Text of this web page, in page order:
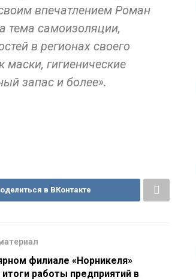
впечатлением Роман
тема самоизоляции,
в регионах своего
маски, гигиенические
запас и более».
в ВКонтакте
филиале «Норникеля»
итоги работы предприятий в